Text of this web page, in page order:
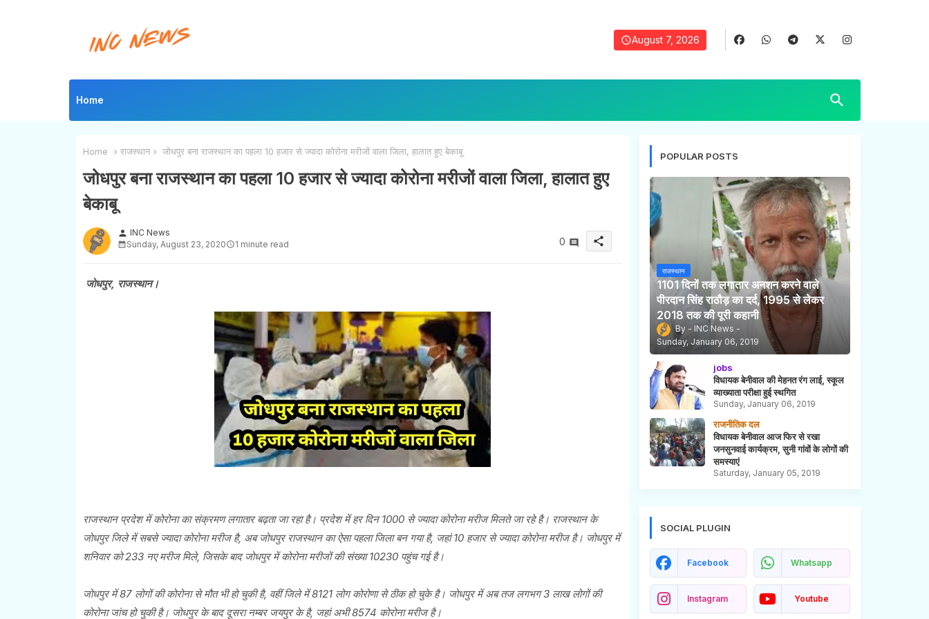
August 7, 2026
Home
Home राजस्थान जोधपुर बना राजस्थान का पहला 10 हजार से ज्यादा कोरोना मरीजों वाला जिला, हालात हुए बेकाबू
जोधपुर बना राजस्थान का पहला 10 हजार से ज्यादा कोरोना मरीजों वाला जिला, हालात हुए
बेकाबू
person INC News
Sunday, August 23, 2020
1 minute read 0 share
जोधपुर, राजस्थान।
राजस्थान प्रदेश में कोरोना का संक्रमण लगातार बढ़ता जा रहा है। प्रदेश में हर दिन 1000 से ज्यादा कोरोना मरीज मिलते जा रहे है। राजस्थान के
जोधपुर जिले में सबसे ज्यादा कोरोना मरीज है, अब जोधपुर राजस्थान का ऐसा पहला जिला बन गया है, जहां 10 हजार से ज्यादा कोरोना मरीज है। जोधपुर में
शनिवार को 233 नए मरीज मिले, जिसके बाद जोधपुर में कोरोना मरीजों की संख्या 10230 पहुंच गई है।
जोधपुर में 87 लोगों की कोरोना से मौत भी हो चुकी है, वहीं जिले में 8121 लोग कोरोणा से ठीक हो चुके है। जोधपुर में अब तज लगभग 3 लाख लोगों की
कोरोना जांच हो चुकी है। जोधपुर के बाद दूसरा नम्बर जयपुर के है, जहां अभी 8574 कोरोना मरीज है।
POPULAR POSTS
राजस्थान
1101 दिनों तक लगातार अनशन करने वाले
पीरदान सिंह राठौड़ का दर्द, 1995 से लेकर
2018 तक की पूरी कहानी
INC News
Sunday, January 06, 2019
jobs
विधायक बेनीवाल की मेहनत रंग लाई, स्कूल
व्याख्याता परीक्षा हुई स्थगित
Sunday, January 06, 2019
राजनीतिक दल
विधायक बेनीवाल आज फिर से रखा
जनसुनवाई कार्यक्रम, सुनी गांवों के लोगों की
समस्याएं
Saturday, January 05, 2019
SOCIAL PLUGIN
Facebook Whatsapp
Instagram Youtube